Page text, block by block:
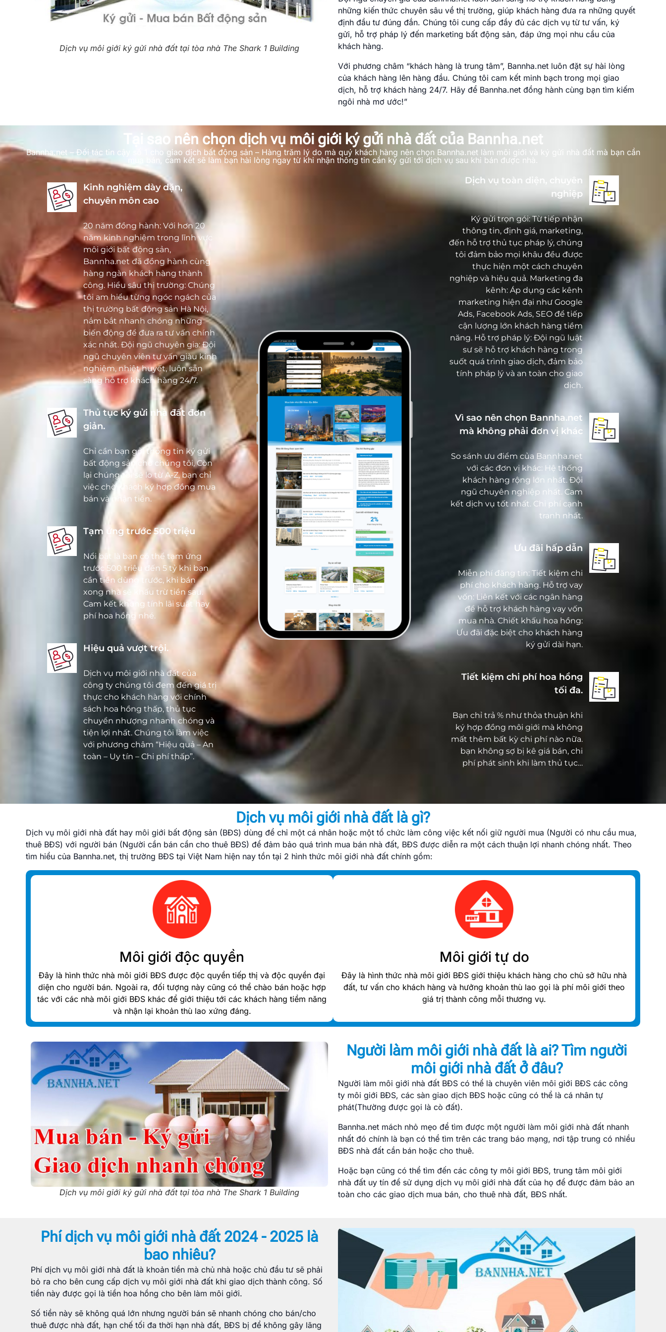
Dịch vụ môi giới ký gửi nhà đất tại tòa nhà The Shark 1 Building
những kiến thức chuyên sâu về thị trường, giúp khách hàng đưa ra những quyết
định đầu tư đúng đắn. Chúng tôi cung cấp đầy đủ các dịch vụ từ tư vấn, ký
gửi, hỗ trợ pháp lý đến marketing bất động sản, đáp ứng mọi nhu cầu của
khách hàng.
Với phương châm “khách hàng là trung tâm”, Bannha.net luôn đặt sự hài lòng
của khách hàng lên hàng đầu. Chúng tôi cam kết minh bạch trong mọi giao
dịch, hỗ trợ khách hàng 24/7. Hãy để Bannha.net đồng hành cùng bạn tìm kiếm
ngôi nhà mơ ước!”
Tại sao nên chọn dịch vụ môi giới ký gửi nhà đất của Bannha.net
Bannha.net – Đối tác tin cậy số 1 cho giao dịch bất động sản – Hàng trăm lý do mà quý khách hàng nên chọn Bannha.net làm môi giới và ký gửi nhà đất mà bạn cần
mua bán, cam kết sẽ làm bạn hài lòng ngay từ khi nhận thông tin cần ký gửi tới dịch vụ sau khi bán được nhà.
Kinh nghiệm dày dặn,
chuyên môn cao
20 năm đồng hành: Với hơn 20
năm kinh nghiệm trong lĩnh vực
môi giới bất động sản,
Bannha.net đã đồng hành cùng
hàng ngàn khách hàng thành
công. Hiểu sâu thị trường: Chúng
tôi am hiểu từng ngóc ngách của
thị trường bất động sản Hà Nội,
nắm bắt nhanh chóng những
biến động để đưa ra tư vấn chính
xác nhất. Đội ngũ chuyên gia: Đội
ngũ chuyên viên tư vấn giàu kinh
nghiệm, nhiệt huyết, luôn sẵn
sàng hỗ trợ khách hàng 24/7.
Thủ tục ký gửi nhà đất đơn
giản.
Chỉ cần bạn gởi thông tin ký gửi
bất động sản cho chúng tôi, Còn
lại chúng tôi sẽ lo từ A-Z, bạn chỉ
việc chờ khách ký hợp đồng mua
bán và nhận tiền.
Tạm ứng trước 500 triệu
Nổi bật là bạn có thể tạm ứng
trước 500 triệu đến 5 tỷ khi bạn
cần tiền dùng trước, khi bán
xong nhà sẽ khấu trừ tiền sau.
Cam kết không tính lãi suất hay
phí hoa hồng nhé.
Hiệu quả vượt trội.
Dịch vụ môi giới nhà đất của
công ty chúng tôi đem đến giá trị
thực cho khách hàng với chính
sách hoa hồng thấp, thủ tục
chuyển nhượng nhanh chóng và
tiện lợi nhất. Chúng tôi làm việc
với phương châm “Hiệu quả – An
toàn – Uy tín – Chi phí thấp”.
Dịch vụ toàn diện, chuyên
nghiệp
Ký gửi trọn gói: Từ tiếp nhận
thông tin, định giá, marketing,
đến hỗ trợ thủ tục pháp lý, chúng
tôi đảm bảo mọi khâu đều được
thực hiện một cách chuyên
nghiệp và hiệu quả. Marketing đa
kênh: Áp dụng các kênh
marketing hiện đại như Google
Ads, Facebook Ads, SEO để tiếp
cận lượng lớn khách hàng tiềm
năng. Hỗ trợ pháp lý: Đội ngũ luật
sư sẽ hỗ trợ khách hàng trong
suốt quá trình giao dịch, đảm bảo
tính pháp lý và an toàn cho giao
dịch.
Vì sao nên chọn Bannha.net
mà không phải đơn vị khác
So sánh ưu điểm của Bannha.net
với các đơn vị khác: Hệ thống
khách hàng rộng lớn nhất. Đội
ngũ chuyên nghiệp nhất. Cam
kết dịch vụ tốt nhất. Chi phí cạnh
tranh nhất.
Ưu đãi hấp dẫn
Miễn phí đăng tin: Tiết kiệm chi
phí cho khách hàng. Hỗ trợ vay
vốn: Liên kết với các ngân hàng
để hỗ trợ khách hàng vay vốn
mua nhà. Chiết khấu hoa hồng:
Ưu đãi đặc biệt cho khách hàng
ký gửi dài hạn.
Tiết kiệm chi phí hoa hồng
tối đa.
Bạn chỉ trả % như thỏa thuận khi
ký hợp đồng môi giới mà không
mất thêm bất kỳ chi phí nào nữa.
bạn không sợ bị kê giá bán, chi
phí phát sinh khi làm thủ tục…
Dịch vụ môi giới nhà đất là gì?
Dịch vụ môi giới nhà đất hay môi giới bất động sản (BĐS) dùng để chỉ một cá nhân hoặc một tổ chức làm công việc kết nối giữ người mua (Người có nhu cầu mua,
thuê BĐS) với người bán (Người cần bán cần cho thuê BĐS) để đảm bảo quá trình mua bán nhà đất, BĐS được diễn ra một cách thuận lợi nhanh chóng nhất. Theo
tìm hiểu của Bannha.net, thị trường BĐS tại Việt Nam hiện nay tồn tại 2 hình thức môi giới nhà đất chính gồm:
Môi giới độc quyền
Đây là hình thức nhà môi giới BĐS được độc quyền tiếp thị và độc quyền đại
diện cho người bán. Ngoài ra, đối tượng này cũng có thể chào bán hoặc hợp
tác với các nhà môi giới BĐS khác để giới thiệu tới các khách hàng tiềm năng
và nhận lại khoản thù lao xứng đáng.
Môi giới tự do
Đây là hình thức nhà môi giới BĐS giới thiệu khách hàng cho chủ sở hữu nhà
đất, tư vấn cho khách hàng và hưởng khoản thù lao gọi là phí môi giới theo
giá trị thành công mỗi thương vụ.
Dịch vụ môi giới ký gửi nhà đất tại tòa nhà The Shark 1 Building
Người làm môi giới nhà đất là ai? Tìm người
môi giới nhà đất ở đâu?
Người làm môi giới nhà đất BĐS có thể là chuyên viên môi giới BĐS các công
ty môi giới BĐS, các sàn giao dịch BĐS hoặc cũng có thể là cá nhân tự
phát(Thường được gọi là cò đất).
Bannha.net mách nhỏ mẹo để tìm được một người làm môi giới nhà đất nhanh
nhất đó chính là bạn có thể tìm trên các trang báo mạng, nơi tập trung có nhiều
BĐS nhà đất cần bán hoặc cho thuê.
Hoặc bạn cũng có thể tìm đến các công ty môi giới BĐS, trung tâm môi giới
nhà đất uy tín để sử dụng dịch vụ môi giới nhà đất của họ để được đảm bảo an
toàn cho các giao dịch mua bán, cho thuê nhà đất, BĐS nhất.
Phí dịch vụ môi giới nhà đất 2024 - 2025 là
bao nhiêu?
Phí dịch vụ môi giới nhà đất là khoản tiền mà chủ nhà hoặc chủ đầu tư sẽ phải
bỏ ra cho bên cung cấp dịch vụ môi giới nhà đất khi giao dịch thành công. Số
tiền này được gọi là tiền hoa hồng cho bên làm môi giới.
Số tiền này sẽ không quá lớn nhưng người bán sẽ nhanh chóng cho bán/cho
thuê được nhà đất, hạn chế tối đa thời hạn nhà đất, BĐS bị để không gây lãng